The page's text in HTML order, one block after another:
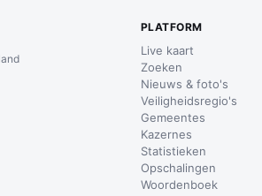
PLATFORM
Live kaart
Zoeken
Nieuws & foto's
Veiligheidsregio's
Gemeentes
Kazernes
Statistieken
Opschalingen
Woordenboek